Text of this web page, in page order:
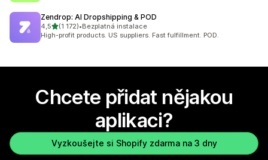
Zendrop: AI Dropshipping & POD
4,5z 5 hvězd
(1 172)
Celkový počet recenzí: 1172
•Bezplatná instalace
High-profit products. US suppliers. Fast fulfillment. POD.
Chcete přidat nějakou
aplikaci?
Vyzkoušejte si Shopify zdarma na 3 dny